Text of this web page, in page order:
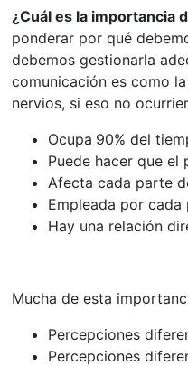
¿Cuál es la importancia
ponderar por qué
debemos gestionarla
comunicación es como
nervios, si eso no
Ocupa 90% del
Puede hacer que
Afecta cada parte
Empleada por cada
Hay una relación
Mucha de esta
Percepciones
Percepciones